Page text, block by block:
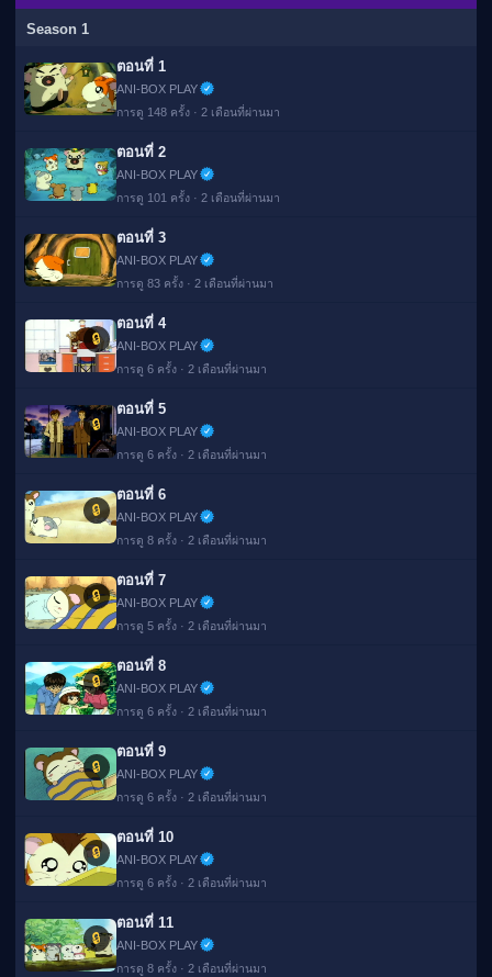
Season 1
ตอนที่ 1
ANI-BOX PLAY
การดู 148 ครั้ง · 2 เดือนที่ผ่านมา
ตอนที่ 2
ANI-BOX PLAY
การดู 101 ครั้ง · 2 เดือนที่ผ่านมา
ตอนที่ 3
ANI-BOX PLAY
การดู 83 ครั้ง · 2 เดือนที่ผ่านมา
🔒
ตอนที่ 4
ANI-BOX PLAY
การดู 6 ครั้ง · 2 เดือนที่ผ่านมา
🔒
ตอนที่ 5
ANI-BOX PLAY
การดู 6 ครั้ง · 2 เดือนที่ผ่านมา
🔒
ตอนที่ 6
ANI-BOX PLAY
การดู 8 ครั้ง · 2 เดือนที่ผ่านมา
🔒
ตอนที่ 7
ANI-BOX PLAY
การดู 5 ครั้ง · 2 เดือนที่ผ่านมา
🔒
ตอนที่ 8
ANI-BOX PLAY
การดู 6 ครั้ง · 2 เดือนที่ผ่านมา
🔒
ตอนที่ 9
ANI-BOX PLAY
การดู 6 ครั้ง · 2 เดือนที่ผ่านมา
🔒
ตอนที่ 10
ANI-BOX PLAY
การดู 6 ครั้ง · 2 เดือนที่ผ่านมา
🔒
ตอนที่ 11
ANI-BOX PLAY
การดู 8 ครั้ง · 2 เดือนที่ผ่านมา